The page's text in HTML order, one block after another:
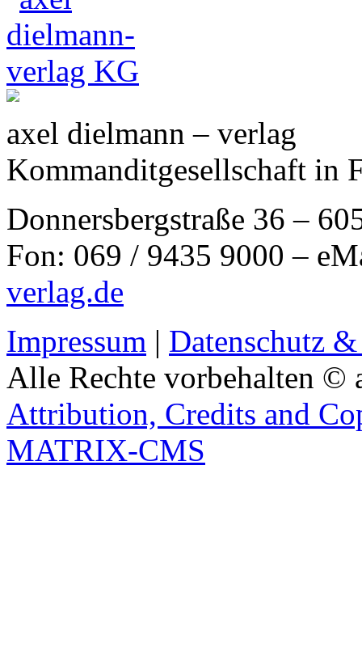
axel dielmann – verlag
Kommanditgesellschaft in
Donnersbergstraße 36 –
Fon: 069 / 9435 9000 –
verlag.de
Impressum | Datenschutz
Alle Rechte vorbehalten ©
Attribution, Credits and
MATRIX-CMS